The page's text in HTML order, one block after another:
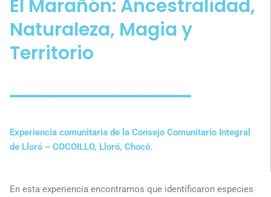
El Marañón: Ancestralidad,
Naturaleza, Magia y
Territorio
Experiencia comunitaria de la Consejo Comunitario Integral
de Lloró – COCOILLO, Lloró, Chocó.
En esta experiencia encontramos que identificaron especies